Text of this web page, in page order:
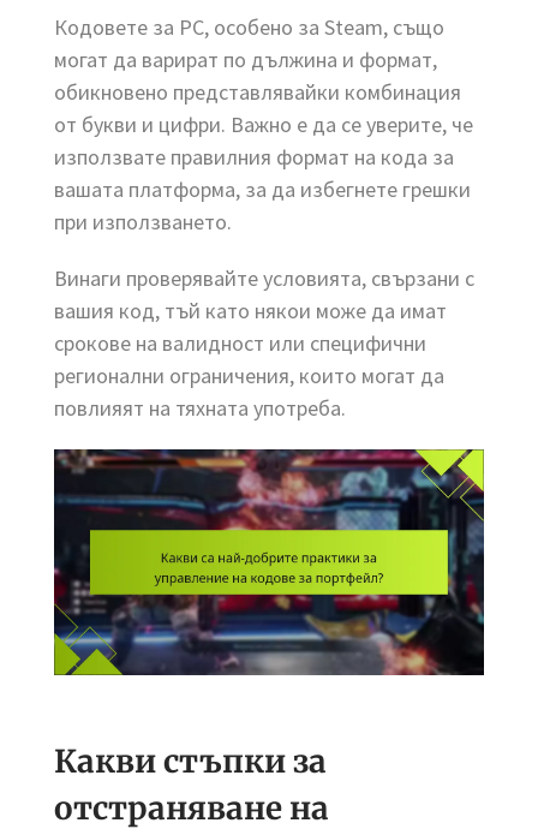
Кодовете за PC, особено за Steam, също
могат да варират по дължина и формат,
обикновено представлявайки комбинация
от букви и цифри. Важно е да се уверите, че
използвате правилния формат на кода за
вашата платформа, за да избегнете грешки
при използването.
Винаги проверявайте условията, свързани с
вашия код, тъй като някои може да имат
срокове на валидност или специфични
регионални ограничения, които могат да
повлияят на тяхната употреба.
Какви стъпки за
отстраняване на